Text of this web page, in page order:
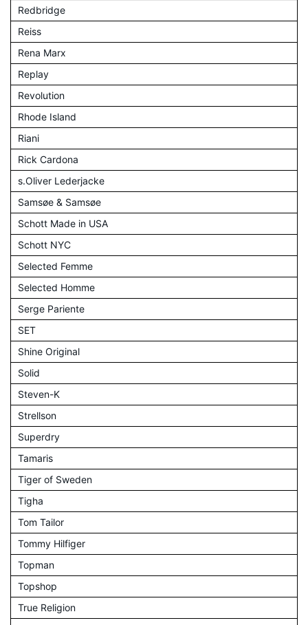
Redbridge
Reiss
Rena Marx
Replay
Revolution
Rhode Island
Riani
Rick Cardona
s.Oliver Lederjacke
Samsøe & Samsøe
Schott Made in USA
Schott NYC
Selected Femme
Selected Homme
Serge Pariente
SET
Shine Original
Solid
Steven-K
Strellson
Superdry
Tamaris
Tiger of Sweden
Tigha
Tom Tailor
Tommy Hilfiger
Topman
Topshop
True Religion